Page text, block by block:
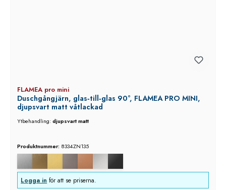
FLAMEA pro mini
Duschgångjärn, glas‑till‑glas 90°, FLAMEA PRO MINI,
djupsvart matt våtlackad
Ytbehandling:djupsvart matt
Produktnummer: 8334ZN135
Logga in för att se priserna.